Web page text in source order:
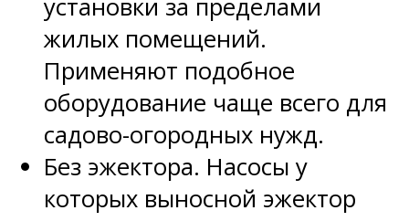
установки за пределами
жилых помещений.
Применяют подобное
оборудование чаще всего для
садово-огородных нужд.
Без эжектора. Насосы у
которых выносной эжектор